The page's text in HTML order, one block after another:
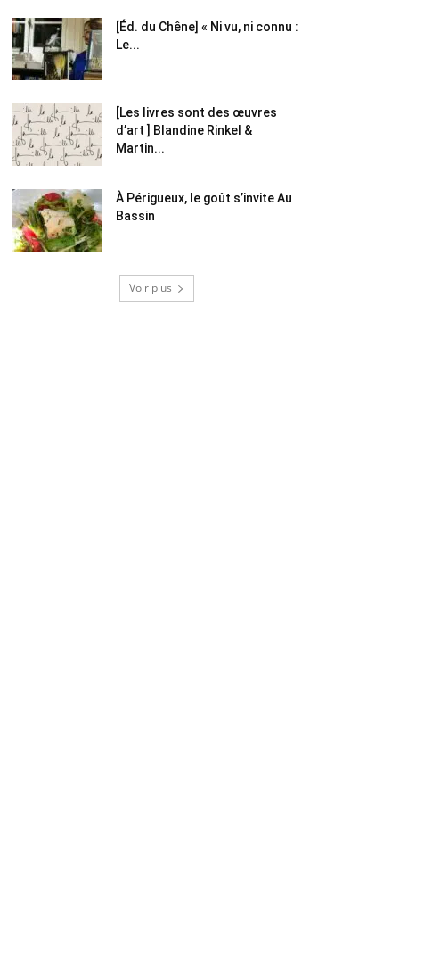
[Éd. du Chêne] « Ni vu, ni connu :
Le...
[Les livres sont des œuvres
d’art ] Blandine Rinkel &
Martin...
À Périgueux, le goût s’invite Au
Bassin
Voir plus